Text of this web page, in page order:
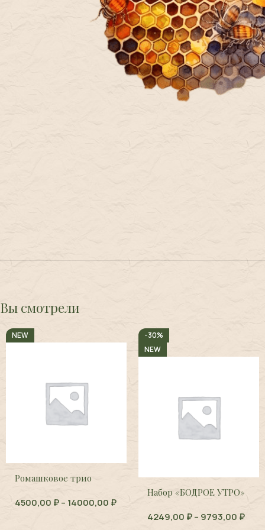
Вы смотрели
NEW
Ромашковое трио
4500,00 ₽– 14000,00 ₽
-30%
NEW
Набор «БОДРОЕ УТРО»
4249,00 ₽– 9793,00 ₽